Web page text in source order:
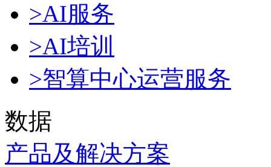
>AI服务
>AI培训
>智算中心运营服务
数据
产品及解决方案